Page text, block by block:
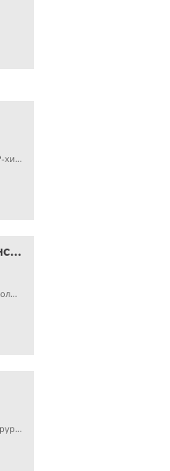
Пластическая хирургия, Медицинская клиника, ЛОР-хирургия
Челябинский государственный институт лазерной хирургии
Медицинский центр, Пластическая хирургия, Кардиология
Гинекология, Медицинский центр, Пластическая хирургия